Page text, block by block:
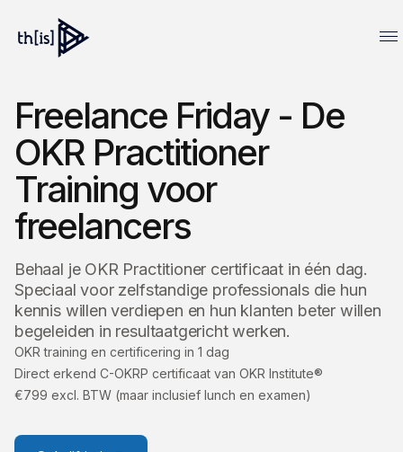
Freelance Friday - De
OKR Practitioner
Training voor
freelancers
Behaal je OKR Practitioner certificaat in één dag.
Speciaal voor zelfstandige professionals die hun
kennis willen verdiepen en hun klanten beter willen
begeleiden in resultaatgericht werken.
OKR training en certificering in 1 dag
Direct erkend C-OKRP certificaat van OKR Institute®
€799 excl. BTW (maar inclusief lunch en examen)